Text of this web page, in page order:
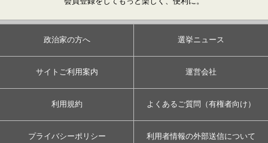
政治家の方へ 選挙ニュース
サイトご利用案内 運営会社
利用規約 よくあるご質問（有権者向け）
プライバシーポリシー 利用者情報の外部送信について